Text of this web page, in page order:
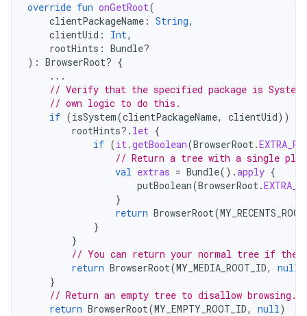
override fun onGetRoot(
clientPackageName : String,
clientUid : Int,
rootHints : Bundle?
): BrowserRoot? {
...
// Verify that the specified package is
// own logic to do this.
if (isSystem(clientPackageName, clientUid))
rootHints?. let {
if (it.getBoolean(BrowserRoot.
// Return a tree with a single
val extras = Bundle().apply {
putBoolean(BrowserRoot.
}
return BrowserRoot(
}
}
// You can return your normal tree if the
return BrowserRoot(MY_MEDIA_ROOT_ID, null
}
// Return an empty tree to disallow browsing.
return BrowserRoot(MY_EMPTY_ROOT_ID, null)